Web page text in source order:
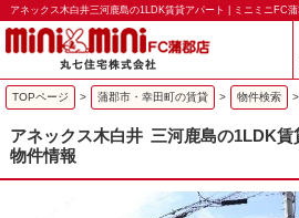
アネックス木白井三河鹿島の1LDK賃貸アパート | ミニミニFC
TOPページ > 蒲郡市・幸田町の賃貸 > 物件検索 >
アネックス木白井 三河鹿島の1LDK賃
物件情報